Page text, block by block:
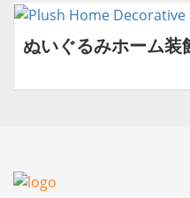
ぬいぐるみホーム装